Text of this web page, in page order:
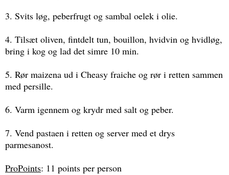
3. Svits løg, peberfrugt og sambal oelek i olie.
4. Tilsæt oliven, fintdelt tun, bouillon, hvidvin og hvidløg,
bring i kog og lad det simre 10 min.
5. Rør maizena ud i Cheasy fraiche og rør i retten sammen
med persille.
6. Varm igennem og krydr med salt og peber.
7. Vend pastaen i retten og server med et drys
parmesanost.
ProPoints: 11 points per person